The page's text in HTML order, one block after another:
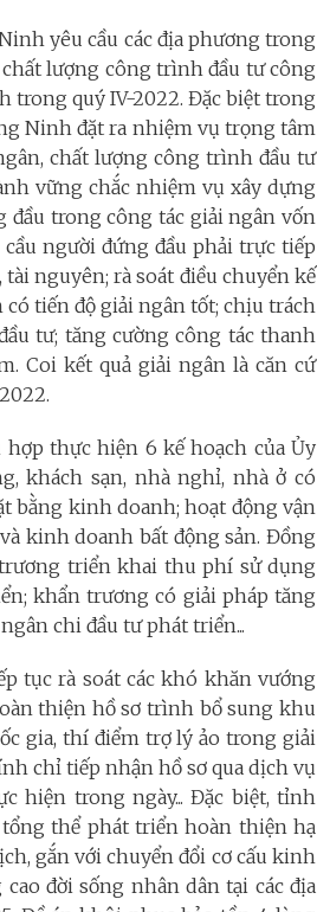
yêu cầu các địa phương trong
lượng công trình đầu tư công
trong quý IV-2022. Đặc biệt trong
Ninh đặt ra nhiệm vụ trọng tâm
chất lượng công trình đầu tư
vững chắc nhiệm vụ xây dựng
đầu trong công tác giải ngân vốn
người đứng đầu phải trực tiếp
nguyên; rà soát điều chuyển kế
có tiến độ giải ngân tốt; chịu trách
tư; tăng cường công tác thanh
Coi kết quả giải ngân là căn cứ
thực hiện 6 kế hoạch của Ủy
khách sạn, nhà nghỉ, nhà ở có
bằng kinh doanh; hoạt động vận
kinh doanh bất động sản. Đồng
triển khai thu phí sử dụng
khẩn trương có giải pháp tăng
chi đầu tư phát triển...
tục rà soát các khó khăn vướng
thiện hồ sơ trình bổ sung khu
gia, thí điểm trợ lý ảo trong giải
chỉ tiếp nhận hồ sơ qua dịch vụ
hiện trong ngày... Đặc biệt, tỉnh
thể phát triển hoàn thiện hạ
gắn với chuyển đổi cơ cấu kinh
đời sống nhân dân tại các địa